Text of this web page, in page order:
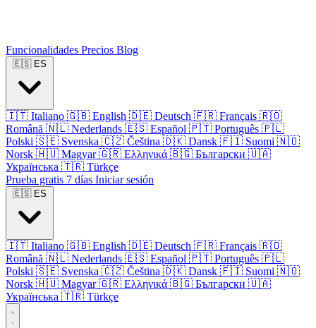
Funcionalidades Precios Blog
🇪🇸 ES
🇮🇹 Italiano 🇬🇧 English 🇩🇪 Deutsch 🇫🇷 Français 🇷🇴
Română 🇳🇱 Nederlands 🇪🇸 Español 🇵🇹 Português 🇵🇱
Polski 🇸🇪 Svenska 🇨🇿 Čeština 🇩🇰 Dansk 🇫🇮 Suomi 🇳🇴
Norsk 🇭🇺 Magyar 🇬🇷 Ελληνικά 🇧🇬 Български 🇺🇦
Українська 🇹🇷 Türkçe
Prueba gratis 7 días Iniciar sesión
🇪🇸 ES
🇮🇹 Italiano 🇬🇧 English 🇩🇪 Deutsch 🇫🇷 Français 🇷🇴
Română 🇳🇱 Nederlands 🇪🇸 Español 🇵🇹 Português 🇵🇱
Polski 🇸🇪 Svenska 🇨🇿 Čeština 🇩🇰 Dansk 🇫🇮 Suomi 🇳🇴
Norsk 🇭🇺 Magyar 🇬🇷 Ελληνικά 🇧🇬 Български 🇺🇦
Українська 🇹🇷 Türkçe